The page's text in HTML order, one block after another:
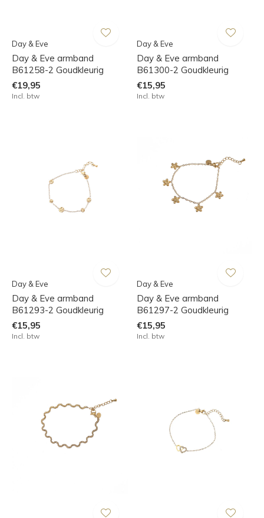
Day & Eve
Day & Eve armband
B61258-2 Goudkleurig
€19,95
Incl. btw
Day & Eve
Day & Eve armband
B61300-2 Goudkleurig
€15,95
Incl. btw
Day & Eve
Day & Eve armband
B61293-2 Goudkleurig
€15,95
Incl. btw
Day & Eve
Day & Eve armband
B61297-2 Goudkleurig
€15,95
Incl. btw